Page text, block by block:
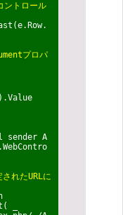
トロール
プロパ
sender A
れたURLに
_